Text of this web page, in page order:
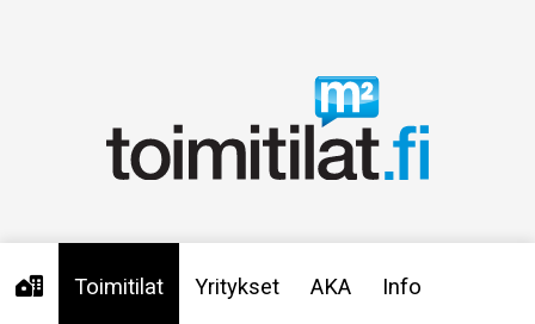
Toimitilat Yritykset AKA Info